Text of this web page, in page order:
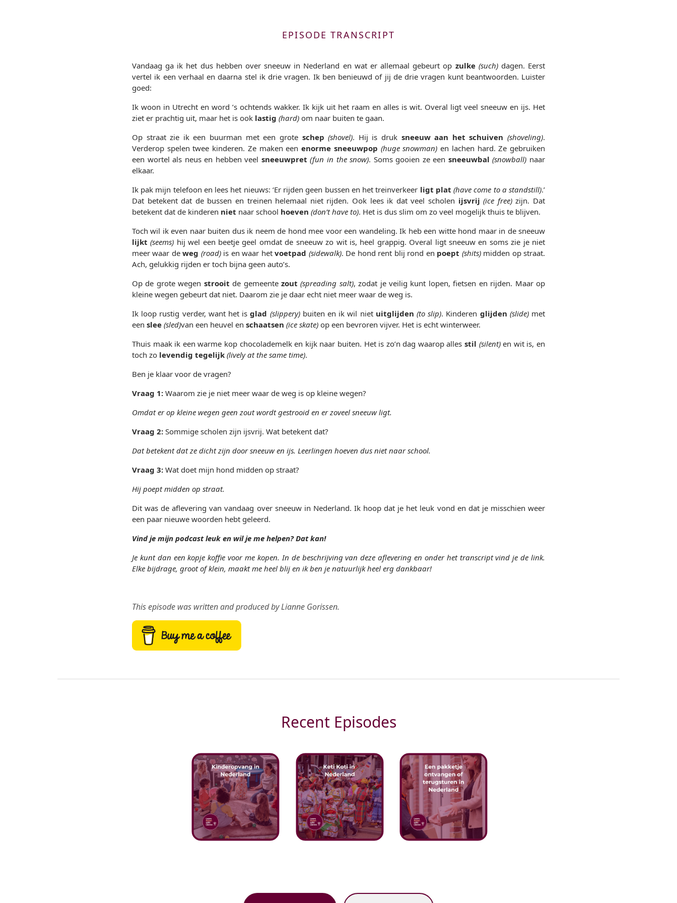
EPISODE TRANSCRIPT
Vandaag ga ik het dus hebben over sneeuw in Nederland en wat er allemaal gebeurt op zulke (such)dagen. Eerst
vertel ik een verhaal en daarna stel ik drie vragen. Ik ben benieuwd of jij de drie vragen kunt beantwoorden. Luister
goed:
Ik woon in Utrecht en word ’s ochtends wakker. Ik kijk uit het raam en alles is wit. Overal ligt veel sneeuw en ijs. Het
ziet er prachtig uit, maar het is ook lastig (hard) om naar buiten te gaan.
Op straat zie ik een buurman met een grote schep (shovel). Hij is druk sneeuw aan het schuiven (shoveling).
Verderop spelen twee kinderen. Ze maken eenenorme sneeuwpop (huge snowman) en lachen hard. Ze gebruiken
een wortel als neus en hebben veel sneeuwpret (fun in the snow). Soms gooien ze een sneeuwbal (snowball) naar
elkaar.
Ik pak mijn telefoon en lees het nieuws: ‘Er rijden geen bussen en het treinverkeer ligt plat (have come to a standstill).’
Dat betekent dat de bussen en treinen helemaal niet rijden. Ook lees ik dat veel scholen ijsvrij (ice free)zijn. Dat
betekent dat de kinderen niet naar school hoeven (don’t have to). Het is dus slim om zo veel mogelijk thuis te blijven.
Toch wil ik even naar buiten dus ik neem de hond mee voor een wandeling. Ik heb een witte hond maar in de sneeuw
lijkt (seems) hij wel een beetje geel omdat de sneeuw zo wit is, heel grappig. Overal ligt sneeuw en soms zie je niet
meer waar deweg (road)is en waar hetvoetpad (sidewalk). De hond rent blij rond en poept (shits)midden op straat.
Ach, gelukkig rijden er toch bijna geen auto’s.
Op de grote wegen strooit de gemeente zout (spreading salt), zodat je veilig kunt lopen, fietsen en rijden. Maar op
kleine wegen gebeurt dat niet. Daarom zie je daar echt niet meer waar de weg is.
Ik loop rustig verder, want het isglad (slippery)buiten en ik wil niet uitglijden (to slip). Kinderen glijden (slide)met
een slee (sled)van een heuvel en schaatsen (ice skate) op een bevroren vijver. Het is echt winterweer.
Thuis maak ik een warme kop chocolademelk en kijk naar buiten. Het is zo’n dag waarop allesstil (silent)en wit is, en
toch zo levendig tegelijk (lively at the same time).
Ben je klaar voor de vragen?
Vraag 1: Waarom zie je niet meer waar de weg is op kleine wegen?
Omdat er op kleine wegen geen zout wordt gestrooid en er zoveel sneeuw ligt.
Vraag 2: Sommige scholen zijn ijsvrij. Wat betekent dat?
Dat betekent dat ze dicht zijn door sneeuw en ijs. Leerlingen hoeven dus niet naar school.
Vraag 3: Wat doet mijn hond midden op straat?
Hij poept midden op straat.
Dit was de aflevering van vandaag over sneeuw in Nederland. Ik hoop dat je het leuk vond en dat je misschien weer
een paar nieuwe woorden hebt geleerd.
Vind je mijn podcast leuk en wil je me helpen? Dat kan!
Je kunt dan een kopje koffie voor me kopen. In de beschrijving van deze aflevering en onder het transcript vind je de link.
Elke bijdrage, groot of klein, maakt me heel blij en ik ben je natuurlijk heel erg dankbaar!
This episode was written and produced by Lianne Gorissen.
Recent Episodes